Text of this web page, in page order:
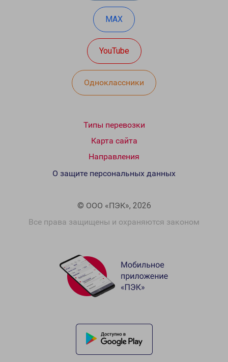
MAX
YouTube
Одноклассники
Типы перевозки
Карта сайта
Направления
© ООО «ПЭК», 2026
Все права защищены и охраняются законом
О защите персональных данных